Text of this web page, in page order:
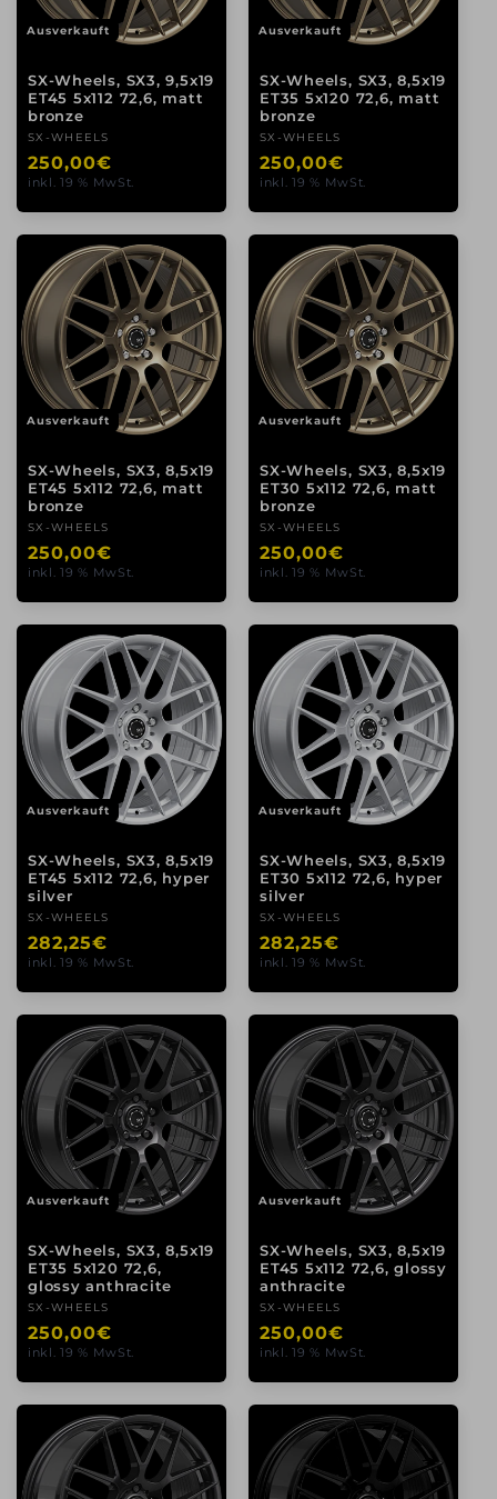
Ausverkauft
SX-Wheels, SX3, 9,5x19
ET45 5x112 72,6, matt
bronze
Anbieter:
SX-WHEELS
Normaler
Preis
250,00€
inkl. 19 % MwSt.
Ausverkauft
SX-Wheels, SX3, 8,5x19
ET35 5x120 72,6, matt
bronze
Anbieter:
SX-WHEELS
Normaler
Preis
250,00€
inkl. 19 % MwSt.
Ausverkauft
SX-Wheels, SX3, 8,5x19
ET45 5x112 72,6, matt
bronze
Anbieter:
SX-WHEELS
Normaler
Preis
250,00€
inkl. 19 % MwSt.
Ausverkauft
SX-Wheels, SX3, 8,5x19
ET30 5x112 72,6, matt
bronze
Anbieter:
SX-WHEELS
Normaler
Preis
250,00€
inkl. 19 % MwSt.
Ausverkauft
SX-Wheels, SX3, 8,5x19
ET45 5x112 72,6, hyper
silver
Anbieter:
SX-WHEELS
Normaler
Preis
282,25€
inkl. 19 % MwSt.
Ausverkauft
SX-Wheels, SX3, 8,5x19
ET30 5x112 72,6, hyper
silver
Anbieter:
SX-WHEELS
Normaler
Preis
282,25€
inkl. 19 % MwSt.
Ausverkauft
SX-Wheels, SX3, 8,5x19
ET35 5x120 72,6,
glossy anthracite
Anbieter:
SX-WHEELS
Normaler
Preis
250,00€
inkl. 19 % MwSt.
Ausverkauft
SX-Wheels, SX3, 8,5x19
ET45 5x112 72,6, glossy
anthracite
Anbieter:
SX-WHEELS
Normaler
Preis
250,00€
inkl. 19 % MwSt.